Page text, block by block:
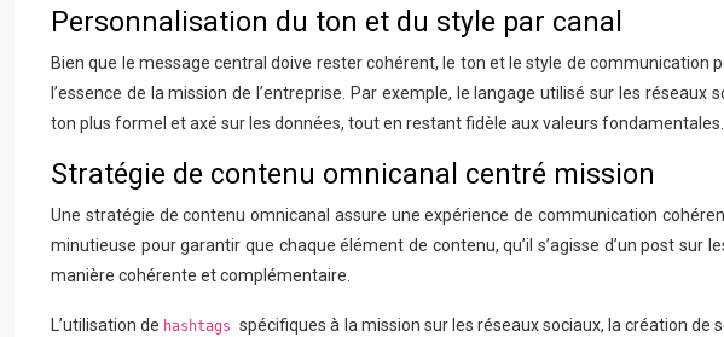
Personnalisation du ton et du style par canal
Bien que le message central doive rester cohérent, le ton et le style de
l’essence de la mission de l’entreprise. Par exemple, le langage utilisé sur les
ton plus formel et axé sur les données, tout en restant fidèle aux valeurs fondamentales.
Stratégie de contenu omnicanal centré mission
Une stratégie de contenu omnicanal assure une expérience de communication
minutieuse pour garantir que chaque élément de contenu, qu’il s’agisse d’un post sur
manière cohérente et complémentaire.
L’utilisation de hashtagsspécifiques à la mission sur les réseaux sociaux, la création de